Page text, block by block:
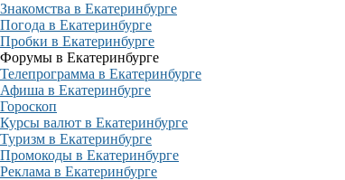
Знакомства в Екатеринбурге
Погода в Екатеринбурге
Пробки в Екатеринбурге
Форумы в Екатеринбурге
Телепрограмма в Екатеринбурге
Афиша в Екатеринбурге
Гороскоп
Курсы валют в Екатеринбурге
Туризм в Екатеринбурге
Промокоды в Екатеринбурге
Реклама в Екатеринбурге